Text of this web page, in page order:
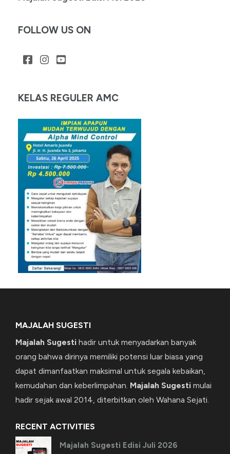
FOLLOW US ON
KELAS REGULER AMC
MAJALAH SUGESTI
Majalah Sugesti hadir untuk menyadarkan banyak
orang bahwa dirinya memiliki potensi luar biasa yang
dapat dimanfaatkan maksimal untuk segala kebaikan,
kemudahan dan keberlimpahan. Majalah Sugesti mulai
hadir sejak awal 2014, diterbitkan oleh Wahana Sejati.
RECENT ACTIVITIES
Majalah Sugesti Edisi Juli 2026